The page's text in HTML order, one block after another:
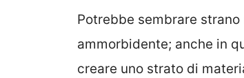
Potrebbe sembrare strano
ammorbidente; anche in
creare uno strato di